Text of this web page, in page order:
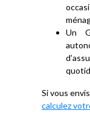
Un
Si vous
calculez